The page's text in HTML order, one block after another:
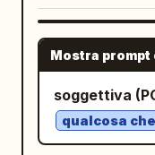
, pantaloni
con una
accessorio a
sneakers
diurna
cromatica
Mostra prompt
soggettiva
qualcosa